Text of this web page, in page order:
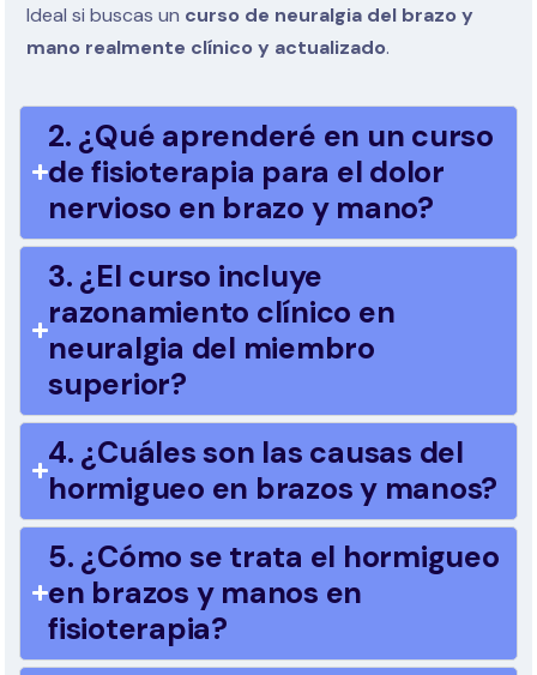
Ideal si buscas un curso de neuralgia del brazo y
mano realmente clínico y actualizado.
2. ¿Qué aprenderé en un curso
de fisioterapia para el dolor
nervioso en brazo y mano?
3. ¿El curso incluye
razonamiento clínico en
neuralgia del miembro
superior?
4. ¿Cuáles son las causas del
hormigueo en brazos y manos?
5. ¿Cómo se trata el hormigueo
en brazos y manos en
fisioterapia?